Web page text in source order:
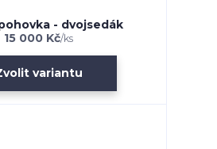
- dvojsedák
15 000 Kč/ks
variantu